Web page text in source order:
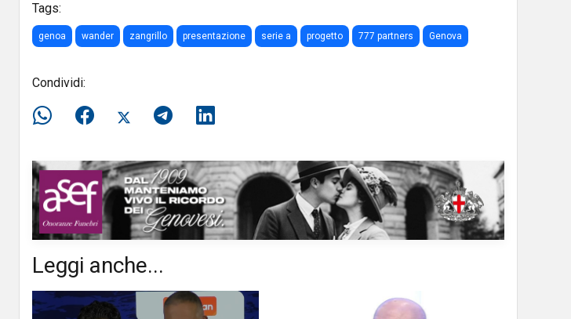
Tags:
genoa wander zangrillo presentazione serie a progetto 777 partners Genova
Condividi:
Leggi anche...